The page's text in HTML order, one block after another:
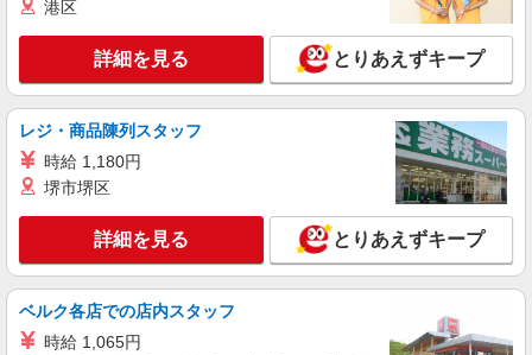
時給1400円 ※研修期間（最大4日間）は時給
1230円
東京都江東区東雲
詳細を見る
アルバイト パート
株式会社クオリティライフ・コンシェルジュ 1026
マンションの受付・案内スタッフ
時給1400円 ※研修期間（最大4日間）は時給
1230円
港区
詳細を見る とりあえずキープ
レジ・商品陳列スタッフ
時給 1,180円
堺市堺区
詳細を見る とりあえずキープ
ベルク各店での店内スタッフ
時給 1,065円